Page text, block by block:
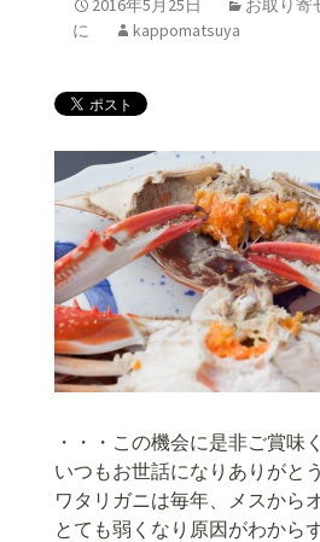
2016年5月25日 お取り寄
に
kappomatsuya
・・・この機会に是非ご賞味
いつもお世話になりありがと
ワタリガニは毎年、メスから
とても弱くなり原因がわから